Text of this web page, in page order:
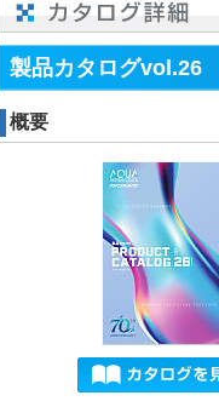
製品カタログvol.26
概要